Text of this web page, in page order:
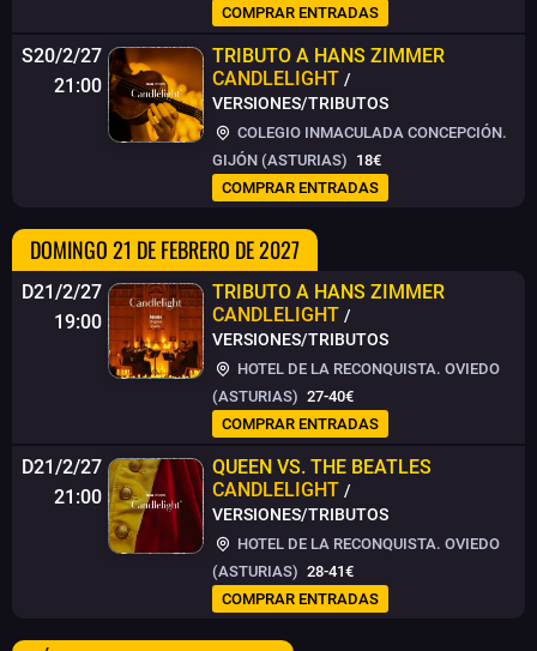
COMPRAR ENTRADAS
S20/2/27
21:00
TRIBUTO A HANS ZIMMER
CANDLELIGHT /
VERSIONES/TRIBUTOS
COLEGIO INMACULADA CONCEPCIÓN.
GIJÓN (ASTURIAS) 18€
COMPRAR ENTRADAS
DOMINGO 21 DE FEBRERO DE 2027
D21/2/27
19:00
TRIBUTO A HANS ZIMMER
CANDLELIGHT /
VERSIONES/TRIBUTOS
HOTEL DE LA RECONQUISTA. OVIEDO
(ASTURIAS) 27-40€
COMPRAR ENTRADAS
D21/2/27
21:00
QUEEN VS. THE BEATLES
CANDLELIGHT /
VERSIONES/TRIBUTOS
HOTEL DE LA RECONQUISTA. OVIEDO
(ASTURIAS) 28-41€
COMPRAR ENTRADAS